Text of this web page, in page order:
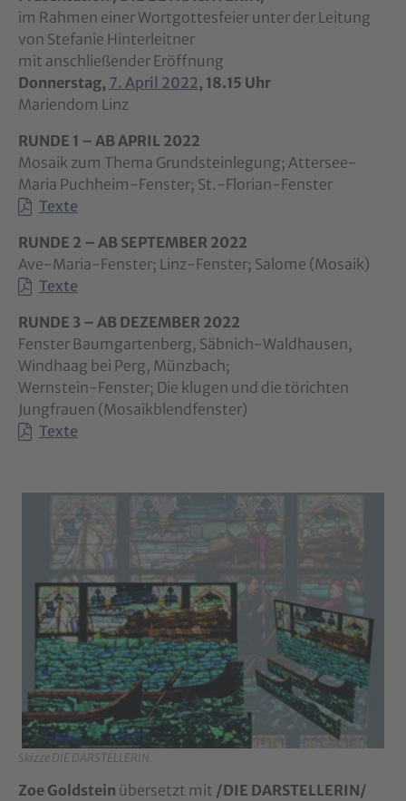
im Rahmen einer Wortgottesfeier unter der Leitung
von Stefanie Hinterleitner
mit anschließender Eröffnung
Donnerstag, 7. April 2022, 18.15 Uhr
Mariendom Linz
RUNDE 1 – AB APRIL 2022
Mosaik zum Thema Grundsteinlegung; Attersee-
Maria Puchheim-Fenster; St.-Florian-Fenster
Texte
RUNDE 2 – AB SEPTEMBER 2022
Ave-Maria-Fenster; Linz-Fenster; Salome (Mosaik)
Texte
RUNDE 3 – AB DEZEMBER 2022
Fenster Baumgartenberg, Säbnich-Waldhausen,
Windhaag bei Perg, Münzbach;
Wernstein-Fenster; Die klugen und die törichten
Jungfrauen (Mosaikblendfenster)
Texte
Show larger version for:
Skizze DIE DARSTELLERIN.
Zoe Goldstein übersetzt mit /DIE DARSTELLERIN/